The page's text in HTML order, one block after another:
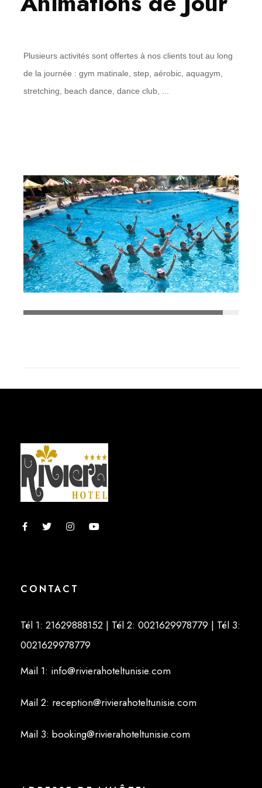
Plusieurs activités sont offertes à nos clients tout au long
de la journée : gym matinale, step, aérobic, aquagym,
stretching, beach dance, dance club, ...
CONTACT
Tél 1: 21629888152 | Tél 2: 0021629978779 | Tél 3:
0021629978779
Mail 1: info@rivierahoteltunisie.com
Mail 2: reception@rivierahoteltunisie.com
Mail 3: booking@rivierahoteltunisie.com